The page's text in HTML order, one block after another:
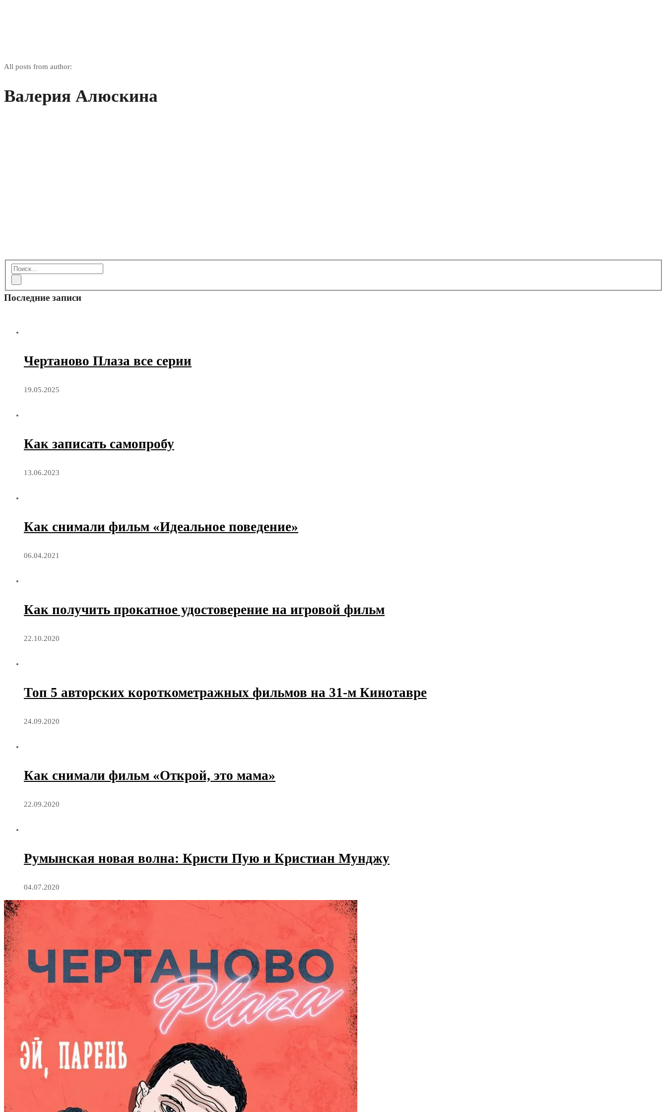
All posts from author:
Валерия Алюскина
Последние записи
Чертаново Плаза все серии
19.05.2025
Как записать самопробу
13.06.2023
Как снимали фильм «Идеальное поведение»
06.04.2021
Как получить прокатное удостоверение на игровой фильм
22.10.2020
Топ 5 авторских короткометражных фильмов на 31-м Кинотавре
24.09.2020
Как снимали фильм «Открой, это мама»
22.09.2020
Румынская новая волна: Кристи Пую и Кристиан Мунджу
04.07.2020